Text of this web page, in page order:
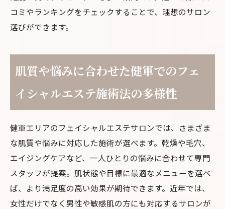
コミやランキングをチェックすることで、理想のサロン
選びができます。
肌質や悩みに合わせた健軍でのフェ
イシャルエステ施術法の多様性
健軍エリアのフェイシャルエステサロンでは、さまざま
な肌質や悩みに対応した施術が選べます。乾燥や毛穴、
エイジングケアなど、一人ひとりの悩みに合わせて専門
スタッフが提案。肌状態や目標に最適なメニューを選べ
ば、より満足度の高い効果が期待できます。近年では、
女性だけでなく男性や敏感肌の方にも対応するサロンが